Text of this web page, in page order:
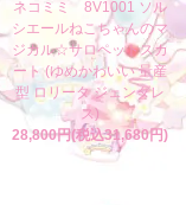
ネコミミ 8V1001 ソル
シエールねこちゃんのマ
ジカル☆サロペットスカ
ート (ゆめかわいい 量産
型 ロリータ ジェンダレ
ス)
28,800円(税込31,680円)